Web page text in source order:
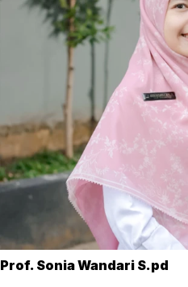
Prof. Sonia Wandari S.pd